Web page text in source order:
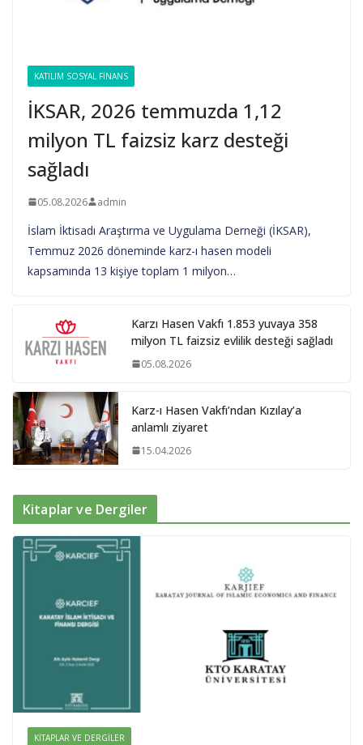
KATILIM SOSYAL FINANS
İKSAR, 2026 temmuzda 1,12
milyon TL faizsiz karz desteği
sağladı
05.08.2026 admin
İslam İktisadı Araştırma ve Uygulama Derneği (İKSAR),
Temmuz 2026 döneminde karz-ı hasen modeli
kapsamında 13 kişiye toplam 1 milyon…
Karzı Hasen Vakfı 1.853 yuvaya 358
milyon TL faizsiz evlilik desteği sağladı
05.08.2026
Karz-ı Hasen Vakfı’ndan Kızılay’a
anlamlı ziyaret
15.04.2026
Kitaplar ve Dergiler
KITAPLAR VE DERGILER